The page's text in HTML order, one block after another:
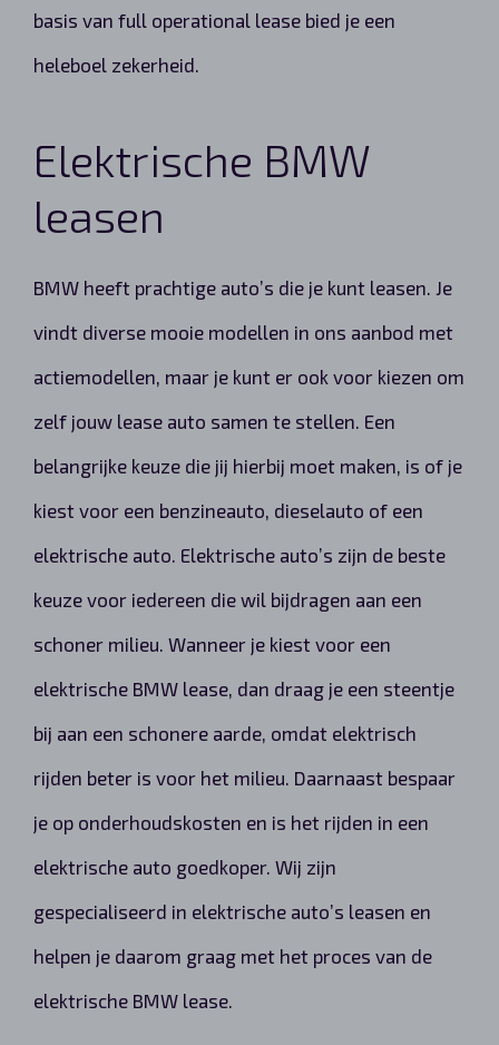
basis van full operational lease bied je een
heleboel zekerheid.
Elektrische BMW
leasen
BMW heeft prachtige auto’s die je kunt leasen. Je
vindt diverse mooie modellen in ons aanbod met
actiemodellen, maar je kunt er ook voor kiezen om
zelf jouw lease auto samen te stellen. Een
belangrijke keuze die jij hierbij moet maken, is of je
kiest voor een benzineauto, dieselauto of een
elektrische auto. Elektrische auto’s zijn de beste
keuze voor iedereen die wil bijdragen aan een
schoner milieu. Wanneer je kiest voor een
elektrische BMW lease, dan draag je een steentje
bij aan een schonere aarde, omdat elektrisch
rijden beter is voor het milieu. Daarnaast bespaar
je op onderhoudskosten en is het rijden in een
elektrische auto goedkoper. Wij zijn
gespecialiseerd in elektrische auto’s leasen en
helpen je daarom graag met het proces van de
elektrische BMW lease.